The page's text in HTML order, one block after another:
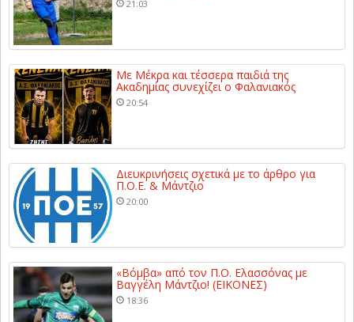
21:03
Με Μέκρα και τέσσερα παιδιά της
Ακαδημίας συνεχίζει ο Φαλανιακός
20:54
Διευκρινήσεις σχετικά με το άρθρο για
Π.Ο.Ε. & Μάντζιο
20:00
«Βόμβα» από τον Π.Ο. Ελασσόνας με
Βαγγέλη Μάντζιο! (ΕΙΚΟΝΕΣ)
18:36